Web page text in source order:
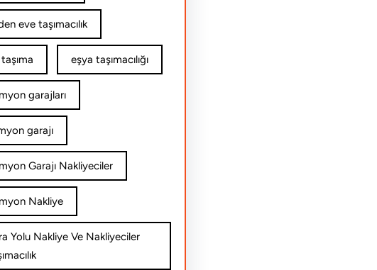
eve taşımacılık
eşya taşımacılığı
garajları
garajı
Garajı Nakliyeciler
Nakliye
Yolu Nakliye Ve Nakliyeciler